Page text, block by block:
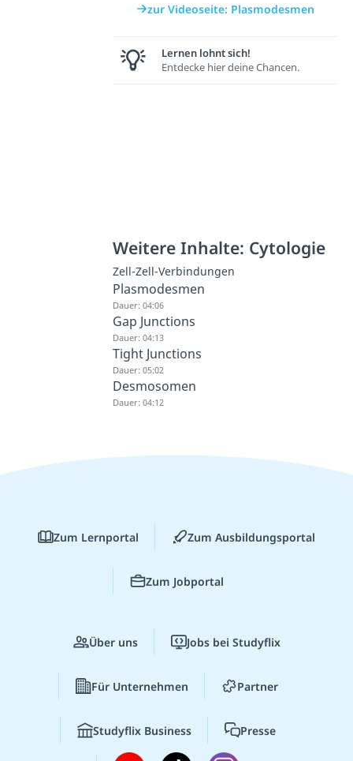
zur Videoseite: Plasmodesmen
Lernen lohnt sich!
Entdecke hier deine Chancen.
Weitere Inhalte: Cytologie
Zell-Zell-Verbindungen
Plasmodesmen
Dauer: 04:06
Gap Junctions
Dauer: 04:13
Tight Junctions
Dauer: 05:02
Desmosomen
Dauer: 04:12
Zum Lernportal Zum Ausbildungsportal
Zum Jobportal
Über uns Jobs bei Studyflix
Für Unternehmen Partner
Studyflix Business Presse